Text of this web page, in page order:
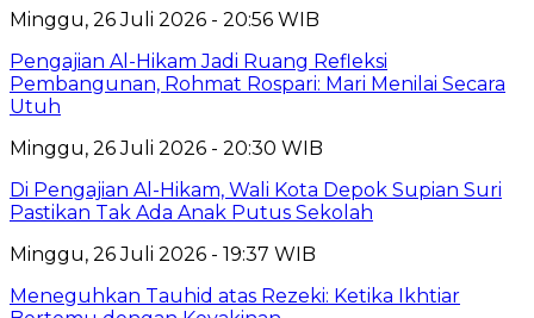
Minggu, 26 Juli 2026 - 20:56 WIB
Pengajian Al-Hikam Jadi Ruang Refleksi
Pembangunan, Rohmat Rospari: Mari Menilai Secara
Utuh
Minggu, 26 Juli 2026 - 20:30 WIB
Di Pengajian Al-Hikam, Wali Kota Depok Supian Suri
Pastikan Tak Ada Anak Putus Sekolah
Minggu, 26 Juli 2026 - 19:37 WIB
Meneguhkan Tauhid atas Rezeki: Ketika Ikhtiar